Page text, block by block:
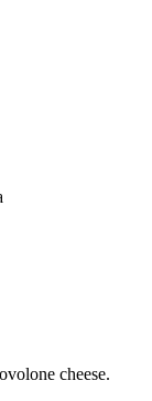
cheese.